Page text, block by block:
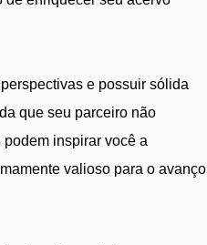
e possuir sólida
que seu parceiro não
inspirar você a
valioso para o avanço